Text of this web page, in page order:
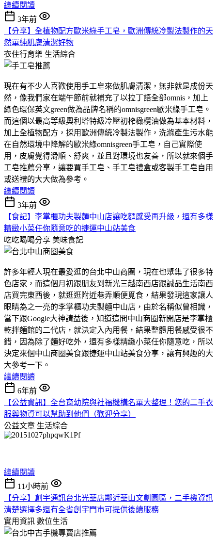
繼續閱讀
3年前
【分享】全植物配方歐米綠手工皂，歐洲傳統冷製法製作的天
然單純肌膚清潔好物
衣住行育樂 生活綜合
現在有不少人喜歡使用手工皂來做肌膚清潔，無非就是成份天
然，像我們家在端午節前就補充了以拉丁語全部omnis，加上
綠色環保英文green做為品牌名稱的omnisgreen歐米綠手工皂。
而這個以最高等級奧利塔特級冷壓初榨橄欖油做為基本材料，
加上全植物配方，採用歐洲傳統冷製法製作，洗滌產生污水能
在自然環境中降解的歐米綠omnisgreen手工皂，自己實際使
用，皮膚覺得滑順、舒爽，並且對環境也友善，所以就來個手
工皂推薦分享，讓要買手工皂、手工皂禮盒或客製手工皂自用
或送禮的大大做為參考。
繼續閱讀
3年前
【食記】李掌櫃功夫製麵中山店讓吃麵感受再升級，還有多樣
精緻小菜任你隨意吃的捷運中山站美食
吃吃喝喝分享 美味食記
許多年輕人現在最愛逛的台北中山商圈，現在也聚集了很多特
色店家，而這個月初跟朋友到新光三越南西店跟誠品生活南西
店買完東西後，就逛逛附近巷弄順便覓食，結果發現這家讓人
眼睛為之一亮的李掌櫃功夫製麵中山店，由於名稱似曾相識，
當下跟Google大神請益後，知道這間中山商圈新開店是李掌櫃
乾拌麵館的二代店，就決定入內用餐，結果整體用餐感受很不
錯，因為除了麵好吃外，還有多樣精緻小菜任你隨意吃，所以
決定來個中山商圈美食跟捷運中山站美食分享，讓有興趣的大
大參考一下。
繼續閱讀
6年前
【公益資訊】全台育幼院與社福機構名單大整理！您的二手衣
服與物資可以幫助到他們（歡迎分享）
公益文章 生活綜合
繼續閱讀
11小時前
【分享】創宇通訊台北光華店鄰近華山文創園區，二手機資訊
清楚選擇多還有全省創宇門市可提供後續服務
實用資訊 數位生活